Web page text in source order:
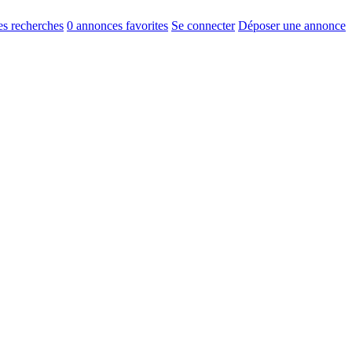
recherches 0 annonces favorites Se connecter Déposer une annonce